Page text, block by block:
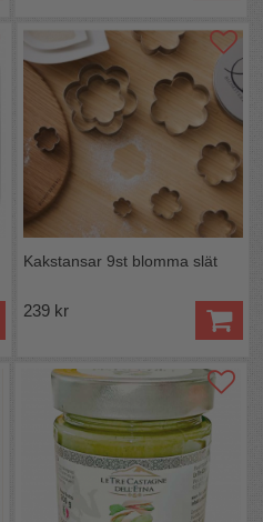
Kakstansar 9st blomma slät
239 kr